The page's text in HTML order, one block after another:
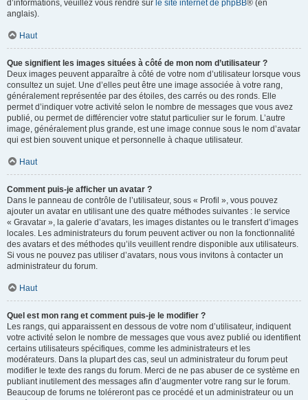
d’informations, veuillez vous rendre sur le site internet de phpBB® (en
anglais).
Haut
Que signifient les images situées à côté de mon nom d’utilisateur ?
Deux images peuvent apparaître à côté de votre nom d’utilisateur lorsque vous
consultez un sujet. Une d’elles peut être une image associée à votre rang,
généralement représentée par des étoiles, des carrés ou des ronds. Elle
permet d’indiquer votre activité selon le nombre de messages que vous avez
publié, ou permet de différencier votre statut particulier sur le forum. L’autre
image, généralement plus grande, est une image connue sous le nom d’avatar
qui est bien souvent unique et personnelle à chaque utilisateur.
Haut
Comment puis-je afficher un avatar ?
Dans le panneau de contrôle de l’utilisateur, sous « Profil », vous pouvez
ajouter un avatar en utilisant une des quatre méthodes suivantes : le service
« Gravatar », la galerie d’avatars, les images distantes ou le transfert d’images
locales. Les administrateurs du forum peuvent activer ou non la fonctionnalité
des avatars et des méthodes qu’ils veuillent rendre disponible aux utilisateurs.
Si vous ne pouvez pas utiliser d’avatars, nous vous invitons à contacter un
administrateur du forum.
Haut
Quel est mon rang et comment puis-je le modifier ?
Les rangs, qui apparaissent en dessous de votre nom d’utilisateur, indiquent
votre activité selon le nombre de messages que vous avez publié ou identifient
certains utilisateurs spécifiques, comme les administrateurs et les
modérateurs. Dans la plupart des cas, seul un administrateur du forum peut
modifier le texte des rangs du forum. Merci de ne pas abuser de ce système en
publiant inutilement des messages afin d’augmenter votre rang sur le forum.
Beaucoup de forums ne toléreront pas ce procédé et un administrateur ou un